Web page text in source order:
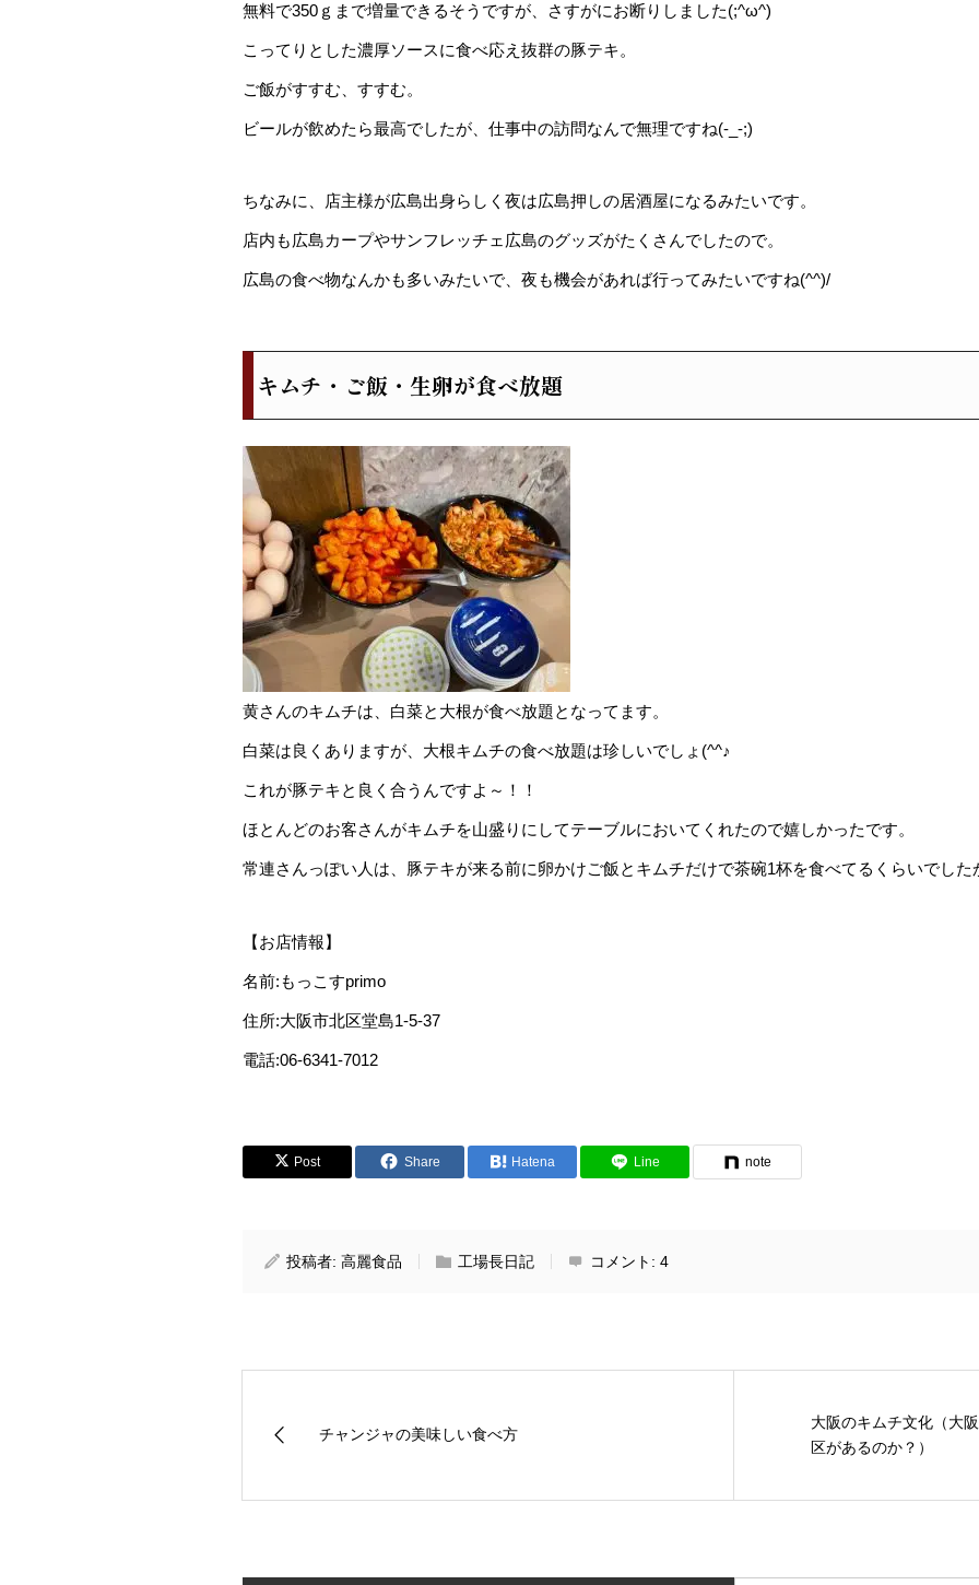
無料で350ｇまで増量できるそうですが、さすがにお断りしました(;^ω^)
こってりとした濃厚ソースに食べ応え抜群の豚テキ。
ご飯がすすむ、すすむ。
ビールが飲めたら最高でしたが、仕事中の訪問なんで無理ですね(-_-;)
ちなみに、店主様が広島出身らしく夜は広島押しの居酒屋になるみたいです。
店内も広島カープやサンフレッチェ広島のグッズがたくさんでしたので。
広島の食べ物なんかも多いみたいで、夜も機会があれば行ってみたいですね(^^)/
キムチ・ご飯・生卵が食べ放題
黄さんのキムチは、白菜と大根が食べ放題となってます。
白菜は良くありますが、大根キムチの食べ放題は珍しいでしょ(^^♪
これが豚テキと良く合うんですよ～！！
ほとんどのお客さんがキムチを山盛りにしてテーブルにおいてくれたので嬉しかったです。
常連さんっぽい人は、豚テキが来る前に卵かけご飯とキムチだけで茶碗1杯を食べてるくらいでした
【お店情報】
名前:もっこすprimo
住所:大阪市北区堂島1-5-37
電話:06-6341-7012
Post Share Hatena Line note
投稿者: 高麗食品 工場長日記 コメント: 4
チャンジャの美味しい食べ方
大阪のキムチ文化（大
区があるのか？）